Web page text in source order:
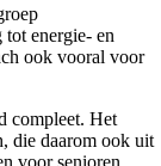
energie- en
ook vooral voor
compleet. Het
die daarom ook uit
voor senioren